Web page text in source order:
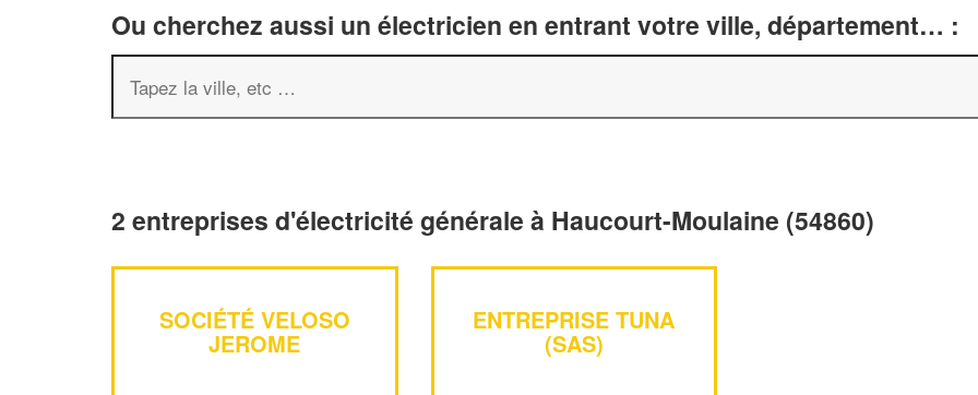
Ou cherchez aussi un électricien en entrant votre ville, département… :
2 entreprises d'électricité générale à Haucourt-Moulaine (54860)
SOCIÉTÉ VELOSO
JEROME
ENTREPRISE TUNA
(SAS)